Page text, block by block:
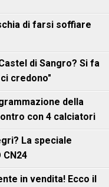
di farsi soffiare
di Sangro? Si fa
credono"
della
con 4 calciatori
La speciale
in vendita! Ecco il